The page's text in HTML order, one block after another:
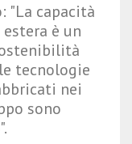
"La capacità
è un
tecnologie
nei
sono